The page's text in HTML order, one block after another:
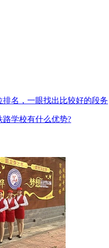
排名，一眼找出比较好的段务
学校有什么优势?